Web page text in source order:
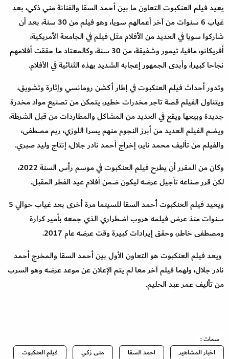
يعيد فيلم العنكبوت التعاون ما بين أحمد السقا والفنانة مني ذكي، بعد
غياب 6 سنوات من آخر أعمالهم سويا، وهو فيلم من 30 سنة، بعد أن
شاركوا سويا في العديد من الأفلام مثل فيلم في الجامعة الأمريكية،
أفريكانو، مافيا، تيمور وشفيقة، من 30 سنة، وكالمعتاد ما حققت أفلامهم
نجاحا كبيرا، وأبدى الجمهور إعجابه الشديد بهذه الثنائية في الأفلام.
وتدور أحداث فيلم العنكبوت في إطار أكشن رومانسي وإثارة وتشويق،
ويتناول الفيلم قصة تاجر مخدرات خطير، يتمكن من تصنيع مواد مخدرة
جديدة وبيعها ويقع في العديد من المشاكل والمطاردات من قبل الشرطة،
ويضم الفيلم العديد من أبرز النجوم منهم يسرا اللوزي، ريم مصطفى،
والفيلم من تأليف محمد ناير، إخراج أحمد نادر جلال، إنتاج وليد صبري.
وكان من المقرر أن يطرح فيلم العنكبوت في موسم رأس السنة 2022،
لكن قرر صناعه تأجيل عرضه ليكون ضمن أفلام عيد الفطر المقبل.
ويعيد فيلم العنكبوت أحمد السقا للسينما مرة أخرى بعد غياب حوالي 5
سنوات منذ عرض فيلمه هروب اضطراري الذي جمعه بأمير كرارة
ومصطفى خاطر، وحقق إيرادات كبيرة وقت عرضه عام 2017.
ويعد فيلم العنكبوت هو التعاون الأول بين أحمد السقا والمخرج أحمد
نادر جلال، ولهما فيلم آخر معا لم يتم الإعلان عن موعد عرضه وهو السرب
من تأليف عمر عبد الحليم.
سمات :
اخبار المشاهير
احمد السقا منى زكي
فيلم العنكبوت